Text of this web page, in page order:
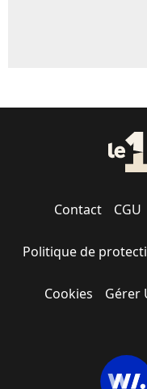
Contact CGU
Politique de
Cookies Gérer